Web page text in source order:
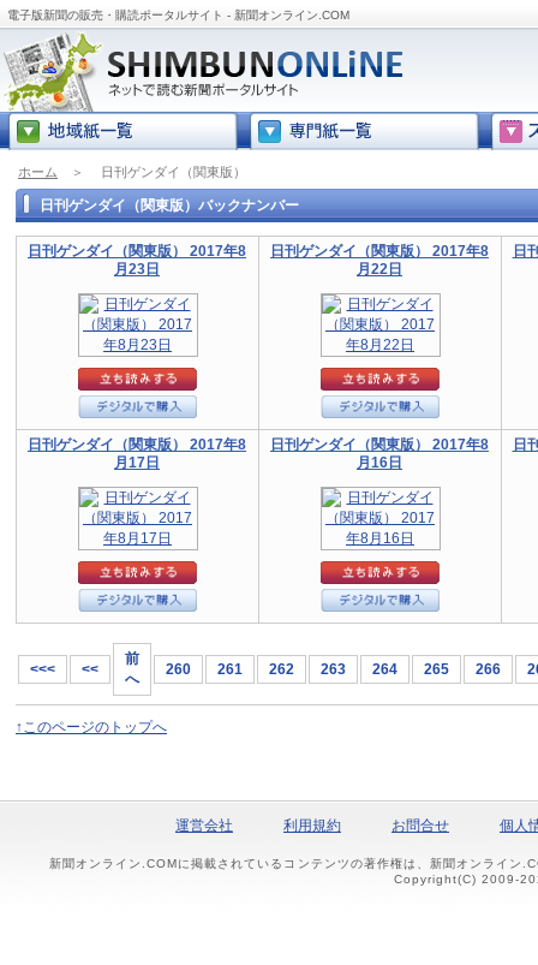
電子版新聞の販売・購読ポータルサイト - 新聞オンライン.COM
ホーム ＞ 日刊ゲンダイ（関東版）
日刊ゲンダイ（関東版）バックナンバー
日刊ゲンダイ（関東版） 2017年8
月23日
日刊ゲンダイ（関東版） 2017年8
月22日
日
日刊ゲンダイ（関東版） 2017年8
月17日
日刊ゲンダイ（関東版） 2017年8
月16日
日
<<< <<
前
へ
260 261 262 263 264 265 266
↑このページのトップへ
運営会社 利用規約 お問合せ 個人
新聞オンライン.COMに掲載されているコンテンツの著作権は、新聞オンライン
Copyright(C) 2009-